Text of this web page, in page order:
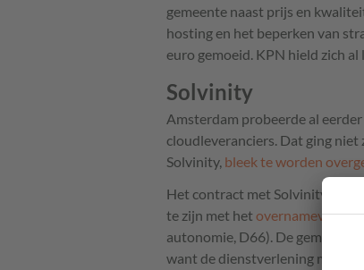
gemeente naast prijs en
hosting en het beperken van
euro gemoeid. KPN hield zich
Solvinity
Amsterdam probeerde al
cloudleveranciers. Dat ging niet
Solvinity, bleek te worden
Het contract met Solvinity loopt
te zijn met het overnameverbod
autonomie, D66). De gemeente
want de dienstverlening mocht